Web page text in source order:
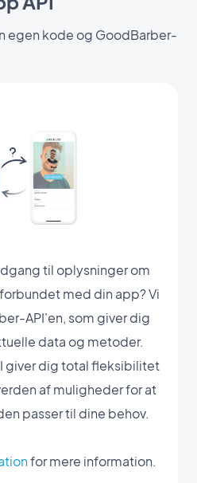
egen kode og GoodBarber-
til oplysninger om
med din app? Vi
API'en, som giver dig
data og metoder.
giver dig total fleksibilitet
af muligheder for at
passer til dine behov.
for mere information.